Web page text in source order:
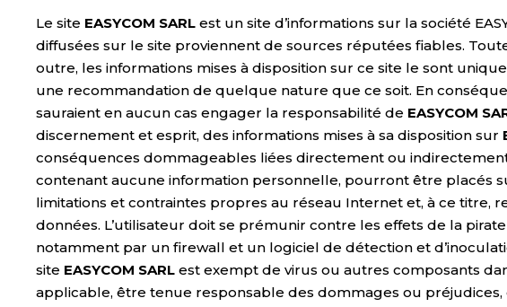
Le site EASYCOM SARL est un site d’informations sur la société
diffusées sur le site proviennent de sources réputées fiables.
outre, les informations mises à disposition sur ce site le sont
une recommandation de quelque nature que ce soit. En
sauraient en aucun cas engager la responsabilité de EASYCOM
discernement et esprit, des informations mises à sa disposition sur
conséquences dommageables liées directement ou indirectement
contenant aucune information personnelle, pourront être placés
limitations et contraintes propres au réseau Internet et, à ce titre,
données. L’utilisateur doit se prémunir contre les effets de la
notamment par un firewall et un logiciel de détection et
site EASYCOM SARL est exempt de virus ou autres composants
applicable, être tenue responsable des dommages ou